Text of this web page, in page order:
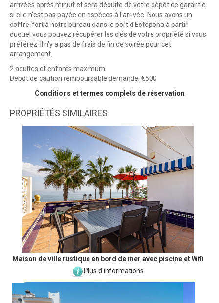
arrivées après minuit et sera déduite de votre dépôt de garantie
si elle n'est pas payée en espèces à l'arrivée. Nous avons un
coffre-fort à notre bureau dans le port d'Estepona à partir
duquel vous pouvez récupérer les clés de votre propriété si vous
préférez. Il n'y a pas de frais de fin de soirée pour cet
arrangement.
2 adultes et enfants maximum
Dépôt de caution remboursable demandé: €500
Conditions et termes complets de réservation
PROPRIÉTÉS SIMILAIRES
Maison de ville rustique en bord de mer avec piscine et Wifi
Plus d'informations